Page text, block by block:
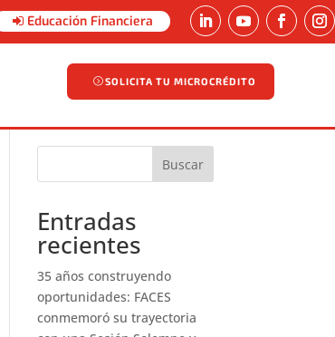
Educación Financiera
SOLICITA TU MICROCRÉDITO
SOLICITA TU MICROCRÉDITO
Buscar
Entradas
recientes
35 años construyendo
oportunidades: FACES
conmemoró su trayectoria